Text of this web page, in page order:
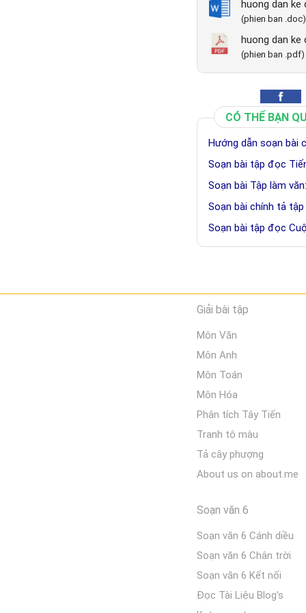
huong dan ke
(phien ban .doc)
huong dan ke
(phien ban .pdf)
CÓ THỂ BẠN
Hướng dẫn soạn bài
Soạn bài tập đọc
Soạn bài Tập làm
Soạn bài chính tả
Soạn bài tập đọc
Giải bài tập
Môn Văn
Môn Anh
Môn Toán
Môn Hóa
Phân tích Tây Tiến
Tranh tô màu
Tả cây phượng
About us on about.me
Soạn văn 6
Soạn văn 6 Cánh diều
Soạn văn 6 Chân trời
Soạn văn 6 Kết nối
Đọc Tài Liệu Blog's